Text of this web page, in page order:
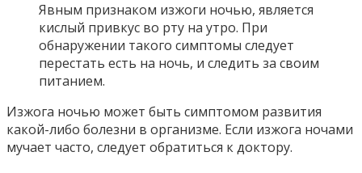
Явным признаком изжоги ночью, является
кислый привкус во рту на утро. При
обнаружении такого симптомы следует
перестать есть на ночь, и следить за своим
питанием.
Изжога ночью может быть симптомом развития
какой-либо болезни в организме. Если изжога ночами
мучает часто, следует обратиться к доктору.